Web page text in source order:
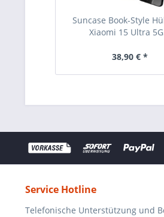
Suncase Book-Style
Xiaomi 15 Ultra
38,90 € *
Service Hotline
Telefonische Unterstützung und